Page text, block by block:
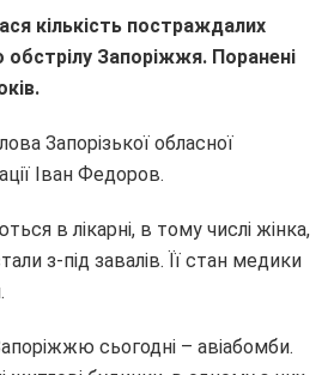
кількість постраждалих
Запоріжжя. Поранені
Запорізької обласної
Іван Федоров.
в лікарні, в тому числі жінка,
з-під завалів. Її стан медики
сьогодні – авіабомби.